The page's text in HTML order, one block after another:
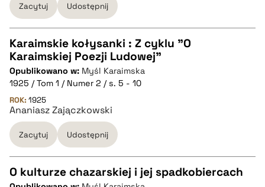
BIBTEX
pobierz cytat
Zacytuj Udostępnij
CZYSTY TEKST
pobierz cytat
BIBTEX
pobierz cytat
Karaimskie kołysanki : Z cyklu "O
Karaimskiej Poezji Ludowej"
Opublikowano w: Myśl Karaimska
1925 / Tom 1 / Numer 2 / s. 5 - 10
ROK: 1925
Ananiasz Zajączkowski
Zacytuj Udostępnij
O kulturze chazarskiej i jej spadkobiercach